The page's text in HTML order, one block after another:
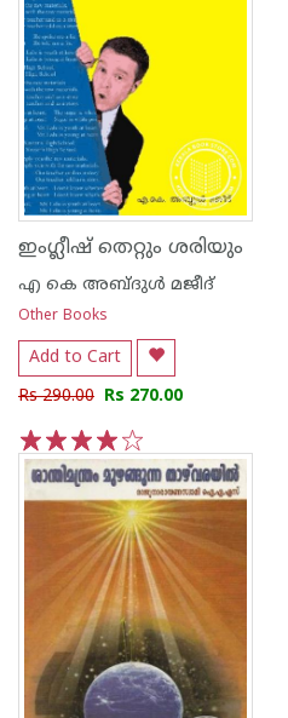
ഇംഗ്ലീഷ് തെറ്റും ശരിയും
എ കെ അബ്ദുള്‍ മജീദ്
Other Books
Add to Cart
Rs 290.00 Rs 270.00
5
4
3
2
1